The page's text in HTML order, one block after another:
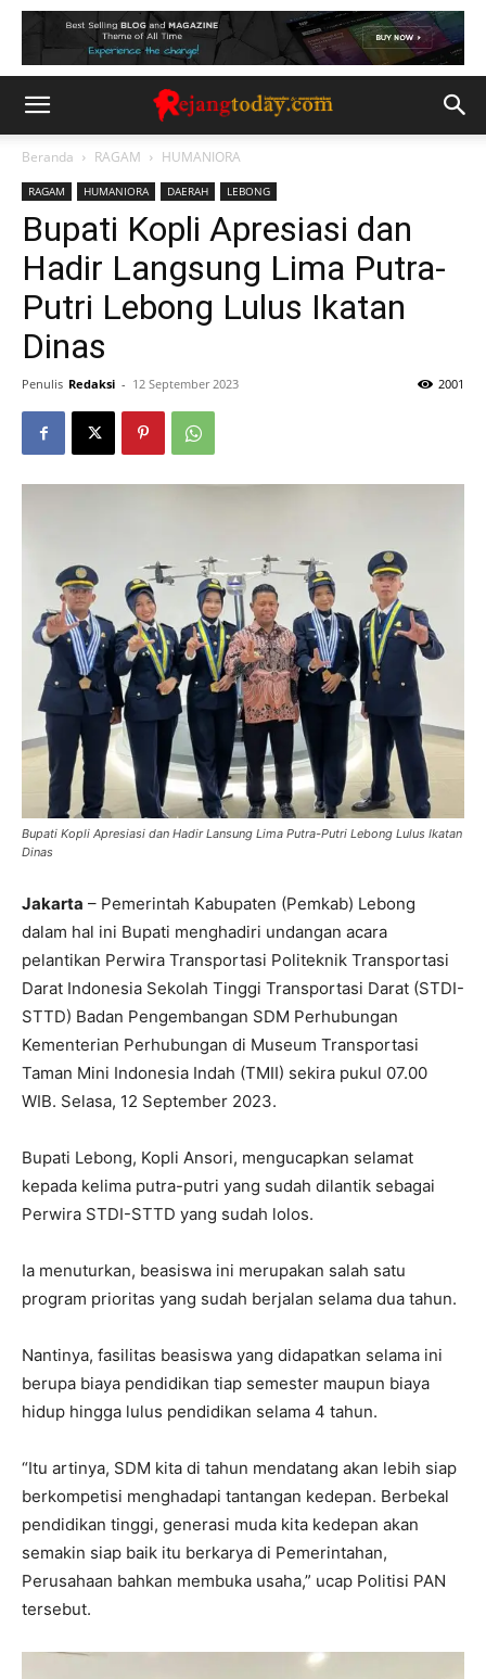
Beranda RAGAM HUMANIORA
RAGAM HUMANIORA DAERAH LEBONG
Bupati Kopli Apresiasi dan
Hadir Langsung Lima Putra-
Putri Lebong Lulus Ikatan
Dinas
Penulis Redaksi - 12 September 2023 2001
Bupati Kopli Apresiasi dan Hadir Lansung Lima Putra-Putri Lebong Lulus Ikatan
Dinas
Jakarta – Pemerintah Kabupaten (Pemkab) Lebong
dalam hal ini Bupati menghadiri undangan acara
pelantikan Perwira Transportasi Politeknik Transportasi
Darat Indonesia Sekolah Tinggi Transportasi Darat (STDI-
STTD) Badan Pengembangan SDM Perhubungan
Kementerian Perhubungan di Museum Transportasi
Taman Mini Indonesia Indah (TMII) sekira pukul 07.00
WIB. Selasa, 12 September 2023.
Bupati Lebong, Kopli Ansori, mengucapkan selamat
kepada kelima putra-putri yang sudah dilantik sebagai
Perwira STDI-STTD yang sudah lolos.
Ia menuturkan, beasiswa ini merupakan salah satu
program prioritas yang sudah berjalan selama dua tahun.
Nantinya, fasilitas beasiswa yang didapatkan selama ini
berupa biaya pendidikan tiap semester maupun biaya
hidup hingga lulus pendidikan selama 4 tahun.
“Itu artinya, SDM kita di tahun mendatang akan lebih siap
berkompetisi menghadapi tantangan kedepan. Berbekal
pendidikan tinggi, generasi muda kita kedepan akan
semakin siap baik itu berkarya di Pemerintahan,
Perusahaan bahkan membuka usaha,” ucap Politisi PAN
tersebut.